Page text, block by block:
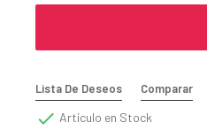
Lista De Deseos Comparar
 Artículo en Stock